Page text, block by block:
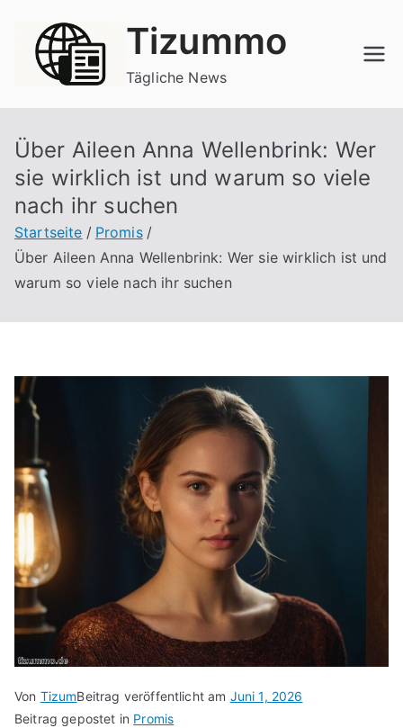
springen
Tizummo
Tägliche News
Über Aileen Anna Wellenbrink: Wer
sie wirklich ist und warum so viele
nach ihr suchen
Startseite
Promis
Über Aileen Anna Wellenbrink: Wer sie wirklich ist und
warum so viele nach ihr suchen
Von TizumBeitrag veröffentlicht am Juni 1, 2026
Beitrag gepostet in Promis